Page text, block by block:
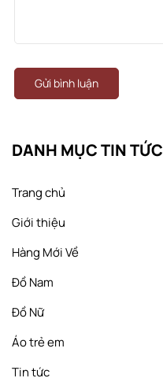
DANH MỤC TIN TỨC
Trang chủ
Giới thiệu
Hàng Mới Về
Đồ Nam
Đồ Nữ
Áo trẻ em
Tin tức
Gửi bình luận